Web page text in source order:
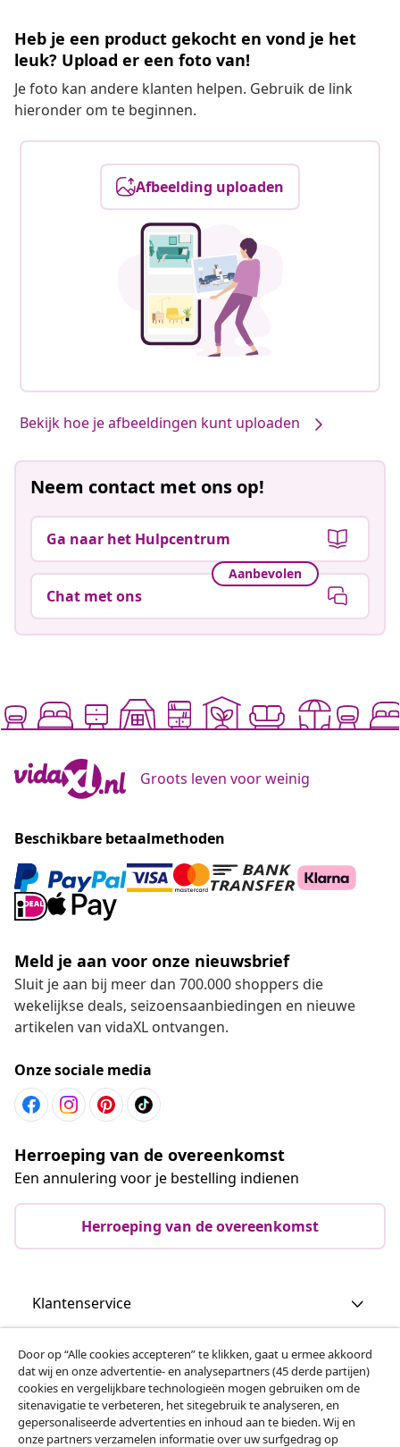
Heb je een product gekocht en vond je het
leuk? Upload er een foto van!
Je foto kan andere klanten helpen. Gebruik de link
hieronder om te beginnen.
Afbeelding uploaden
Bekijk hoe je afbeeldingen kunt uploaden
Neem contact met ons op!
Ga naar het Hulpcentrum
Aanbevolen
Chat met ons
Groots leven voor weinig
Beschikbare betaalmethoden
Meld je aan voor onze nieuwsbrief
Sluit je aan bij meer dan 700.000 shoppers die
wekelijkse deals, seizoensaanbiedingen en nieuwe
artikelen van vidaXL ontvangen.
Onze sociale media
Herroeping van de overeenkomst
Een annulering voor je bestelling indienen
Herroeping van de overeenkomst
Klantenservice
Zakelijk
vidaXL
Door op “Alle cookies accepteren” te klikken, gaat u ermee akkoord
dat wij en onze advertentie- en analysepartners (45 derde partijen)
cookies en vergelijkbare technologieën mogen gebruiken om de
sitenavigatie te verbeteren, het sitegebruik te analyseren, en
gepersonaliseerde advertenties en inhoud aan te bieden. Wij en
onze partners verzamelen informatie over uw surfgedrag op